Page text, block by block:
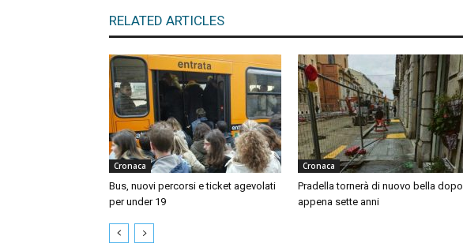
RELATED ARTICLES
Cronaca
Bus, nuovi percorsi e ticket agevolati
per under 19
Cronaca
Pradella tornerà di nuovo bella dopo
appena sette anni